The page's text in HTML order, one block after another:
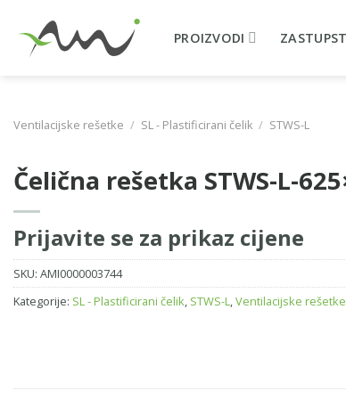
content
PROIZVODI
Ventilacijske rešetke / SL - Plastificirani čelik / STWS-L
Čelična rešetka STWS-L-
Prijavite se za prikaz cijene
SKU: AMI0000003744
Kategorije: SL - Plastificirani čelik, STWS-L,Ventilacijske rešetke